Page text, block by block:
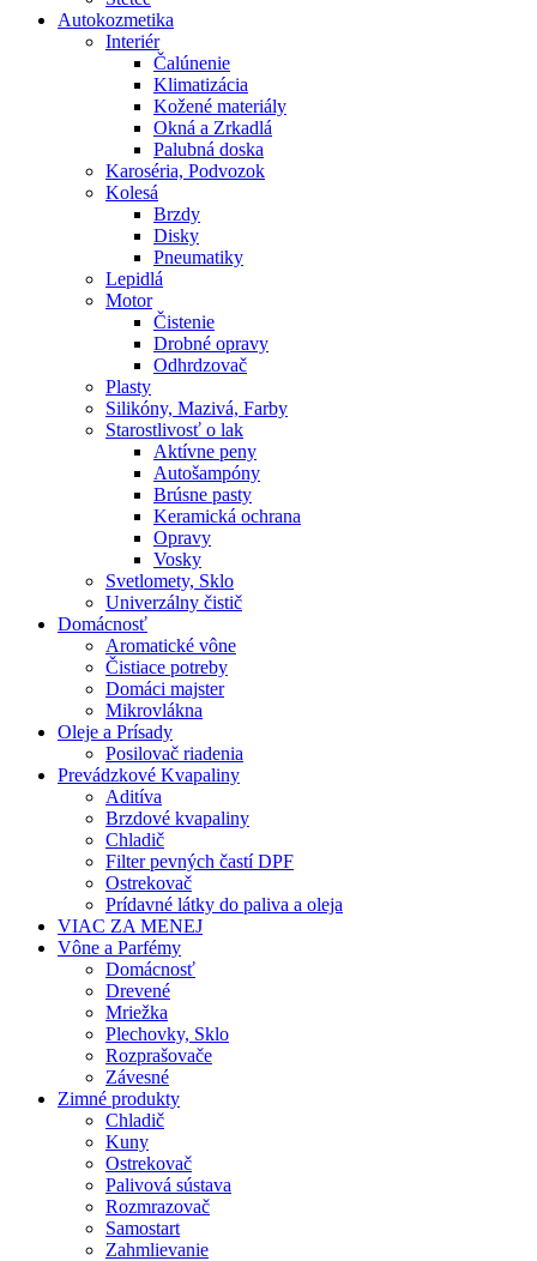
Autokozmetika
Interiér
Čalúnenie
Klimatizácia
Kožené materiály
Okná a Zrkadlá
Palubná doska
Karoséria, Podvozok
Kolesá
Brzdy
Disky
Pneumatiky
Lepidlá
Motor
Čistenie
Drobné opravy
Odhrdzovač
Plasty
Silikóny, Mazivá, Farby
Starostlivosť o lak
Aktívne peny
Autošampóny
Brúsne pasty
Keramická ochrana
Opravy
Vosky
Svetlomety, Sklo
Univerzálny čistič
Domácnosť
Aromatické vône
Čistiace potreby
Domáci majster
Mikrovlákna
Oleje a Prísady
Posilovač riadenia
Prevádzkové Kvapaliny
Aditíva
Brzdové kvapaliny
Chladič
Filter pevných častí DPF
Ostrekovač
Prídavné látky do paliva a oleja
VIAC ZA MENEJ
Vône a Parfémy
Domácnosť
Drevené
Mriežka
Plechovky, Sklo
Rozprašovače
Závesné
Zimné produkty
Chladič
Kuny
Ostrekovač
Palivová sústava
Rozmrazovač
Samostart
Zahmlievanie